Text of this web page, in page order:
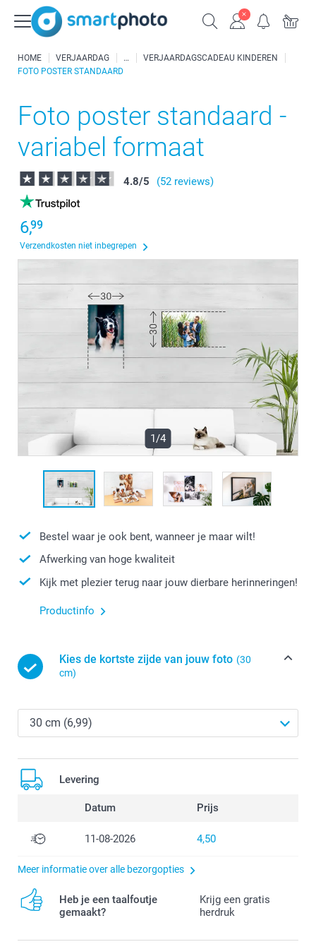
HOME VERJAARDAG
VERJAARDAGSCADEAU KINDEREN
FOTO POSTER STANDAARD
Foto poster standaard -
variabel formaat
4.8/5 (52 reviews)
6,99
Verzendkosten niet inbegrepen
1/4
Bestel waar je ook bent, wanneer je maar wilt!
Afwerking van hoge kwaliteit
Kijk met plezier terug naar jouw dierbare herinneringen!
Productinfo
Kies de kortste zijde van jouw foto (30
cm)
Levering
Datum Prijs
11-08-2026 4,50
Meer informatie over alle bezorgopties
Heb je een taalfoutje
gemaakt?
Krijg een gratis
herdruk